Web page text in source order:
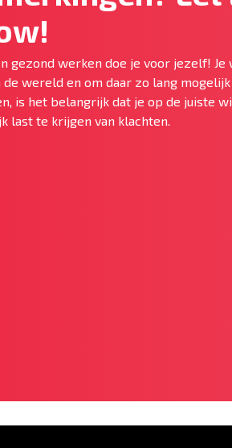
gezond werken doe je voor jezelf!
de wereld en om daar zo lang
is het belangrijk dat je op de juiste
last te krijgen van klachten.